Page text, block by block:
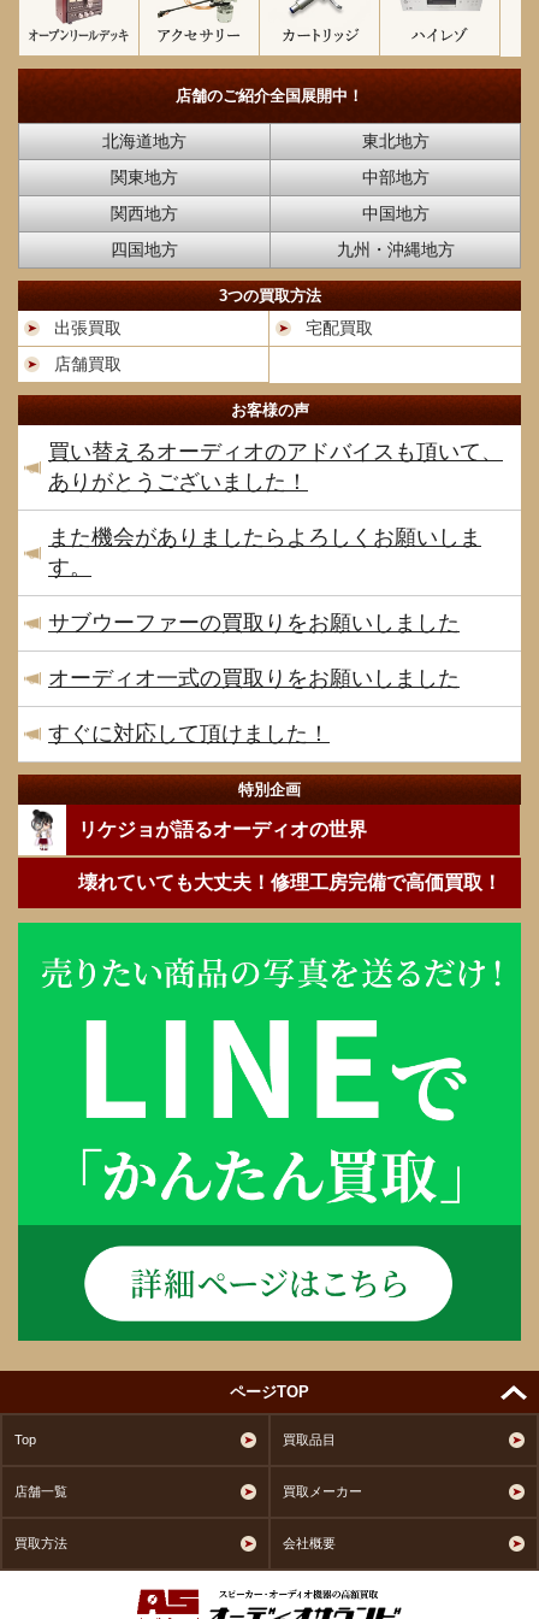
店舗のご紹介全国展開中！
北海道地方
東北地方
関東地方
中部地方
関西地方
中国地方
四国地方
九州・沖縄地方
3つの買取方法
出張買取
宅配買取
店舗買取
お客様の声
買い替えるオーディオのアドバイスも頂いて、
ありがとうございました！
また機会がありましたらよろしくお願いしま
す。
サブウーファーの買取りをお願いしました
オーディオ一式の買取りをお願いしました
すぐに対応して頂けました！
特別企画
リケジョが語るオーディオの世界
壊れていても大丈夫！修理工房完備で高価買取！
ページTOP
Top 買取品目
店舗一覧 買取メーカー
買取方法 会社概要